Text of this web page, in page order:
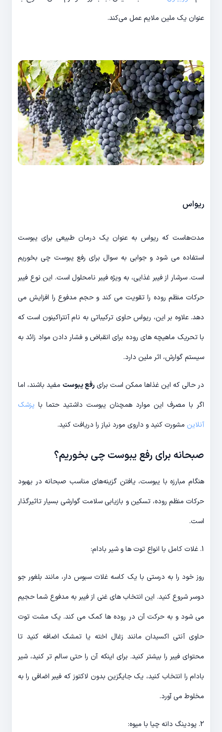
عنوان یک ملین ملایم عمل می‌کند.
ریواس
مدت‌هاست که ریواس به عنوان یک درمان طبیعی برای یبوست
استفاده می شود و جوابی به سوال برای رفع یبوست چی بخوریم
است. سرشار از فیبر غذایی، به ویژه فیبر نامحلول است. این نوع فیبر
حرکات منظم روده را تقویت می کند و حجم مدفوع را افزایش می
دهد. علاوه بر این، ریواس حاوی ترکیباتی به نام آنتراکینون است که
با تحریک ماهیچه های روده برای انقباض و فشار دادن مواد زائد به
سیستم گوارش، اثر ملین دارد.
در حالی که این غذاها ممکن است برایرفع یبوست مفید باشند، اما
اگر با مصرف این موارد همچنان یبوست داشتید حتما با پزشک
آنلاین مشورت کنید و داروی مورد نیاز را دریافت کنید.
صبحانه برای رفع یبوست چی بخوریم؟
هنگام مبارزه با یبوست، یافتن گزینه‌های مناسب صبحانه در بهبود
حرکات منظم روده، تسکین و بازیابی سلامت گوارشی بسیار تاثیرگذار
است.
1. غلات کامل با انواع توت ها و شیر بادام:
روز خود را به درستی با یک کاسه غلات سبوس دار، مانند بلغور جو
دوسر شروع کنید. این انتخاب های غنی از فیبر به مدفوع شما حجیم
می شود و به حرکت آن در روده ها کمک می کند. یک مشت توت
حاوی آنتی اکسیدان مانند زغال اخته یا تمشک اضافه کنید تا
محتوای فیبر را بیشتر کنید. برای اینکه آن را حتی سالم تر کنید، شیر
بادام را انتخاب کنید، یک جایگزین بدون لاکتوز که فیبر اضافی را به
مخلوط می آورد.
2. پودینگ دانه چیا با میوه: